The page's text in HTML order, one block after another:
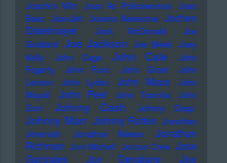
Joachim Witt Joan As Policewoman Joan
Baez JoanJett Joanna Newsome Jochen
Distelmayer
Jock McDonald
Joe
Goddard Joe Jackson Joe Meek Joey
Kelly
John Cage John Cale
John
Fogerty
John Foxx John Grant
John
Lennon
John Lydon John Maus
John
Mayall
John Peel John Travolta
John
Zorn
Johnny Cash Johnny Depp
Johnny Marr Johnny Rotten Jonathan
Jeremiah
Jonathan Meese
Jonathan
Richman Joni Mitchell Jonzun Crew Jose
Gonzales
Joy Denalane
Joy